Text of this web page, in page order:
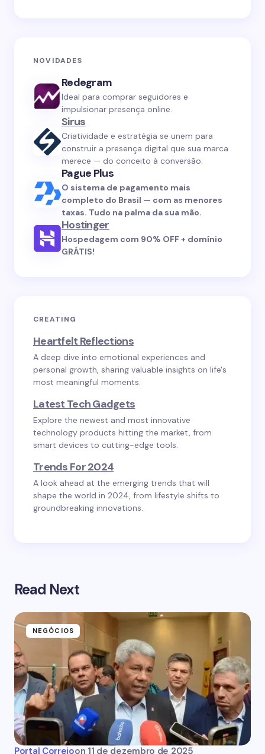
NOVIDADES
Redegram
Ideal para comprar seguidores e
impulsionar presença online.
Sirus
Criatividade e estratégia se unem para
construir a presença digital que sua marca
merece — do conceito à conversão.
Pague Plus
O sistema de pagamento mais
completo do Brasil — com as menores
taxas. Tudo na palma da sua mão.
Hostinger
Hospedagem com 90% OFF + domínio
GRÁTIS!
CREATING
Heartfelt Reflections
A deep dive into emotional experiences and
personal growth, sharing valuable insights on life's
most meaningful moments.
Latest Tech Gadgets
Explore the newest and most innovative
technology products hitting the market, from
smart devices to cutting-edge tools.
Trends For 2024
A look ahead at the emerging trends that will
shape the world in 2024, from lifestyle shifts to
groundbreaking innovations.
Read Next
NEGÓCIOS
Portal Correioon 11 de dezembro de 2025